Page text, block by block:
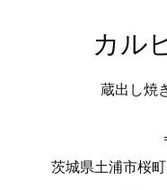
カル
蔵出し焼
茨城県土浦市桜